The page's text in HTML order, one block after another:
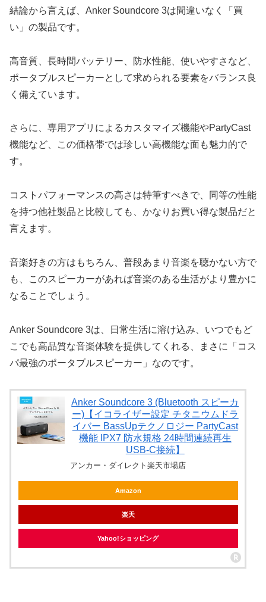
結論から言えば、Anker Soundcore 3は間違いなく「買
い」の製品です。
高音質、長時間バッテリー、防水性能、使いやすさなど、
ポータブルスピーカーとして求められる要素をバランス良
く備えています。
さらに、専用アプリによるカスタマイズ機能やPartyCast
機能など、この価格帯では珍しい高機能な面も魅力的で
す。
コストパフォーマンスの高さは特筆すべきで、同等の性能
を持つ他社製品と比較しても、かなりお買い得な製品だと
言えます。
音楽好きの方はもちろん、普段あまり音楽を聴かない方で
も、このスピーカーがあれば音楽のある生活がより豊かに
なることでしょう。
Anker Soundcore 3は、日常生活に溶け込み、いつでもど
こでも高品質な音楽体験を提供してくれる、まさに「コス
パ最強のポータブルスピーカー」なのです。
Anker Soundcore 3 (Bluetooth スピーカ
ー)【イコライザー設定 チタニウムドラ
イバー BassUpテクノロジー PartyCast
機能 IPX7 防水規格 24時間連続再生
USB-C接続】
アンカー・ダイレクト楽天市場店
Amazon
楽天
Yahoo!ショッピング